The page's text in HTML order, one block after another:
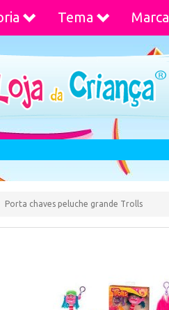
Tema Marca
Porta chaves peluche grande Trolls